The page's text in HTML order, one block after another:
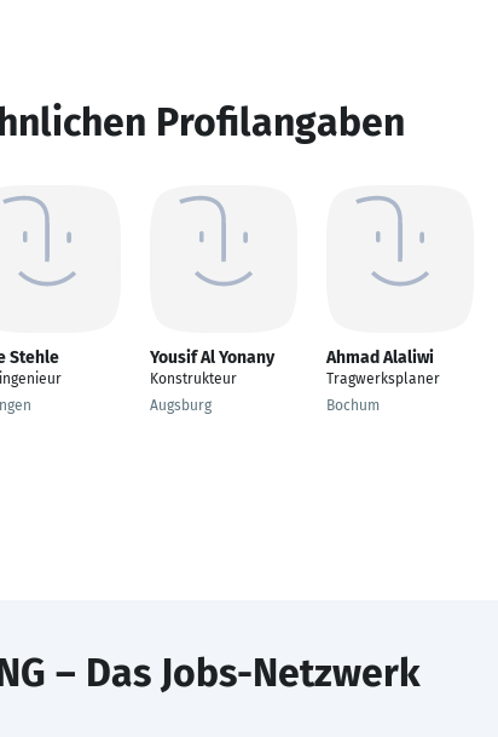
Profilangaben
Stehle Yousif Al Yonany
Konstrukteur
Augsburg
Ahmad Alaliwi
Tragwerksplaner
Bochum
– Das Jobs-Netzwerk